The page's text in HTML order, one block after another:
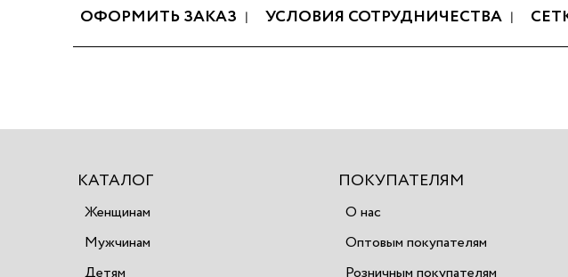
ОФОРМИТЬ ЗАКАЗ УСЛОВИЯ СОТРУДНИЧЕСТВА
КАТАЛОГ
Женщинам
Мужчинам
Детям
ПОКУПАТЕЛЯМ
О нас
Оптовым покупателям
Розничным покупателям